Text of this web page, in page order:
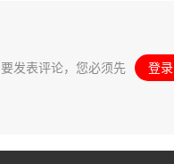
要发表评论，您必须先 登录